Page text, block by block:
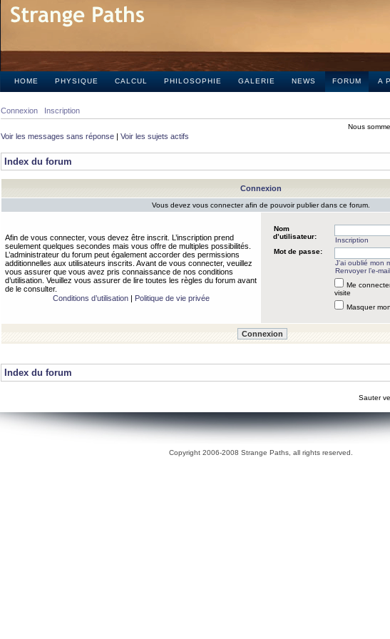
HOME PHYSIQUE CALCUL PHILOSOPHIE GALERIE NEWS FORUM A
Connexion Inscription
Nous
Voir les messages sans réponse | Voir les sujets actifs
Index du forum
Connexion
Vous devez vous connecter afin de pouvoir publier dans ce forum.
Afin de vous connecter, vous devez être inscrit. L’inscription prend
seulement quelques secondes mais vous offre de multiples possibilités.
L’administrateur du forum peut également accorder des permissions
additionnelles aux utilisateurs inscrits. Avant de vous connecter, veuillez
vous assurer que vous avez pris connaissance de nos conditions
d’utilisation. Veuillez vous assurer de lire toutes les règles du forum avant
de le consulter.
Conditions d’utilisation| Politique de vie privée
Nom
d’utilisateur:
Inscription
Mot de passe:
J’ai oublié mon
Renvoyer l’e-
Me
visite
Masquer
Index du forum
Sauter
Copyright 2006-2008 Strange Paths, all rights reserved.